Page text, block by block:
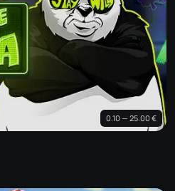
0.10 — 25.00 €